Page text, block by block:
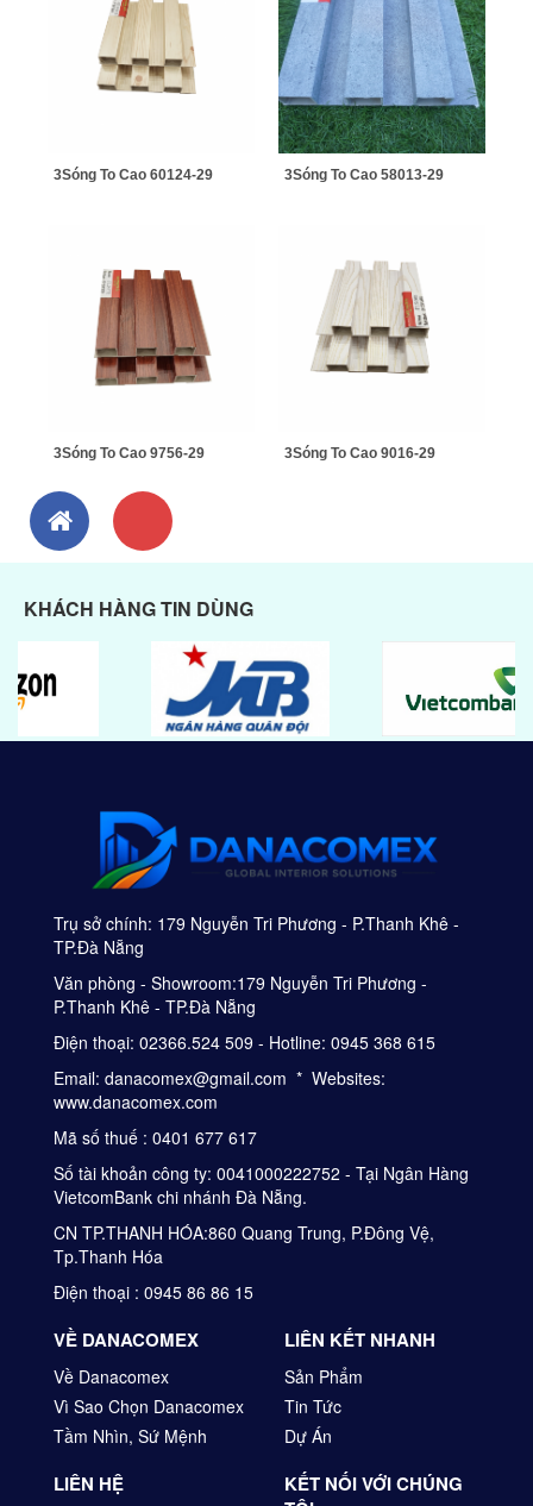
3Sóng To Cao 60124-29 3Sóng To Cao 58013-29
3Sóng To Cao 9756-29 3Sóng To Cao 9016-29
KHÁCH HÀNG TIN DÙNG
Trụ sở chính: 179 Nguyễn Tri Phương - P.Thanh Khê -
TP.Đà Nẵng
Văn phòng - Showroom:179 Nguyễn Tri Phương -
P.Thanh Khê - TP.Đà Nẵng
Điện thoại: 02366.524 509 - Hotline: 0945 368 615
Email: danacomex@gmail.com * Websites:
www.danacomex.com
Mã số thuế : 0401 677 617
Số tài khoản công ty: 0041000222752 - Tại Ngân Hàng
VietcomBank chi nhánh Đà Nẵng.
CN TP.THANH HÓA:860 Quang Trung, P.Đông Vệ,
Tp.Thanh Hóa
Điện thoại : 0945 86 86 15
VỀ DANACOMEX
Về Danacomex
Vì Sao Chọn Danacomex
Tầm Nhìn, Sứ Mệnh
LIÊN HỆ
LIÊN KẾT NHANH
Sản Phẩm
Tin Tức
Dự Án
KẾT NỐI VỚI CHÚNG